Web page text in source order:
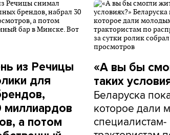
из Речицы
для
миллиардов
а потом
«А вы бы
таких
Беларуска
которое дали
специалистам-